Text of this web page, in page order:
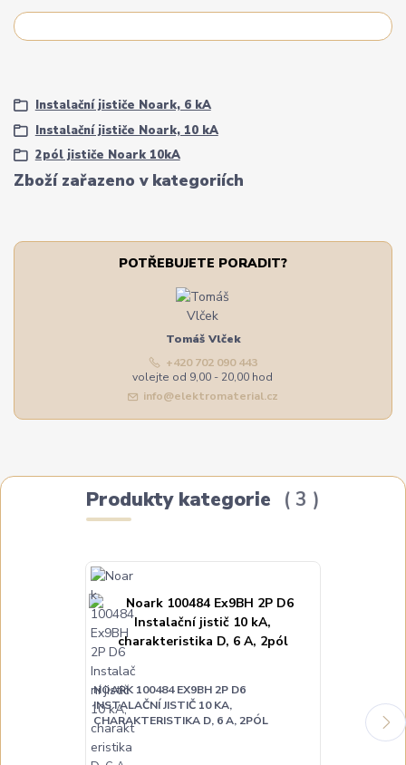
Zboží zařazeno v kategoriích
Instalační jističe Noark, 6 kA
Instalační jističe Noark, 10 kA
2pól jističe Noark 10kA
POTŘEBUJETE PORADIT?
Tomáš Vlček
+420 702 090 443
volejte od 9,00 - 20,00 hod
info@elektromaterial.cz
Produkty kategorie 3
NOARK 100484 EX9BH 2P D6
INSTALAČNÍ JISTIČ 10 KA,
CHARAKTERISTIKA D, 6 A, 2PÓL
INSTALAČNÍ